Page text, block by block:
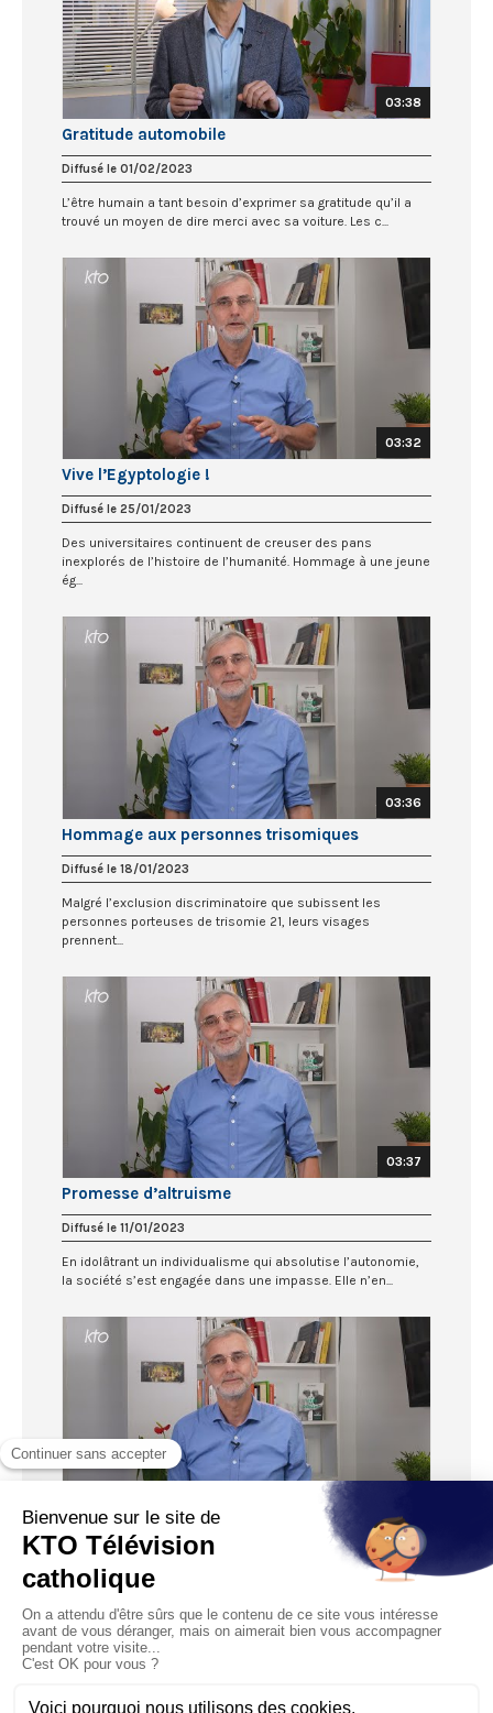
03:38
Gratitude automobile
Diffusé le 01/02/2023
L’être humain a tant besoin d’exprimer sa gratitude qu’il a
trouvé un moyen de dire merci avec sa voiture. Les c...
03:32
Vive l’Egyptologie !
Diffusé le 25/01/2023
Des universitaires continuent de creuser des pans
inexplorés de l’histoire de l’humanité. Hommage à une jeune
ég...
03:36
Hommage aux personnes trisomiques
Diffusé le 18/01/2023
Malgré l’exclusion discriminatoire que subissent les
personnes porteuses de trisomie 21, leurs visages
prennent...
03:37
Promesse d’altruisme
Diffusé le 11/01/2023
En idolâtrant un individualisme qui absolutise l’autonomie,
la société s’est engagée dans une impasse. Elle n’en...
Le cerveau des pères
Diffusé le 04/01/2023
non prouvées par la science l’on peut enfin répondre...